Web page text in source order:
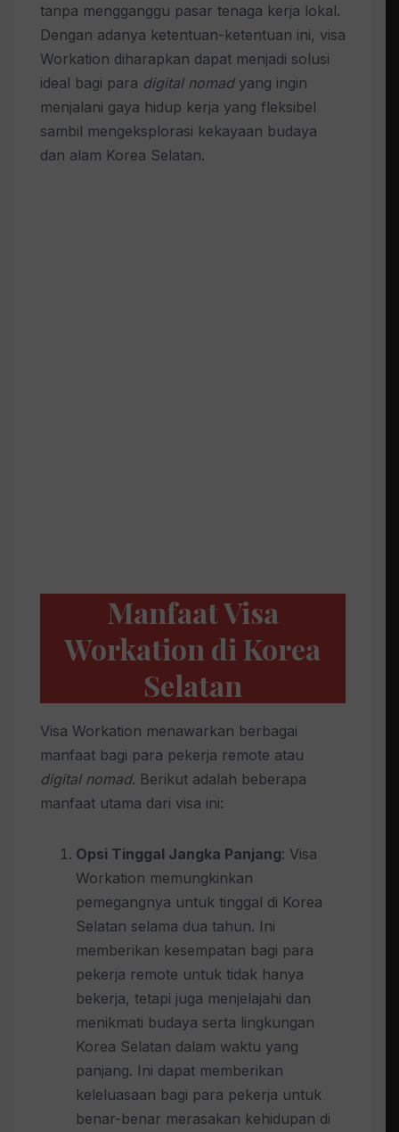
tanpa mengganggu pasar tenaga kerja lokal.
Dengan adanya ketentuan-ketentuan ini, visa
Workation diharapkan dapat menjadi solusi
ideal bagi para digital nomadyang ingin
menjalani gaya hidup kerja yang fleksibel
sambil mengeksplorasi kekayaan budaya
dan alam Korea Selatan.
Manfaat Visa
Workation di Korea
Selatan
Visa Workation menawarkan berbagai
manfaat bagi para pekerja remote atau
digital nomad. Berikut adalah beberapa
manfaat utama dari visa ini:
Opsi Tinggal Jangka Panjang: Visa
Workation memungkinkan
pemegangnya untuk tinggal di Korea
Selatan selama dua tahun. Ini
memberikan kesempatan bagi para
pekerja remote untuk tidak hanya
bekerja, tetapi juga menjelajahi dan
menikmati budaya serta lingkungan
Korea Selatan dalam waktu yang
panjang. Ini dapat memberikan
keleluasaan bagi para pekerja untuk
benar-benar merasakan kehidupan di